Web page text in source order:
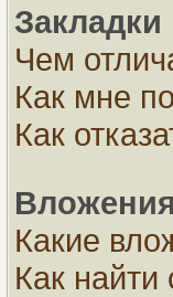
Чем
Как мне
Как
Вложения
Какие
Как найти